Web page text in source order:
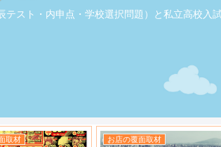
スト・内申点・学校選択問題）と私立高校入
取材 お店の覆面取材